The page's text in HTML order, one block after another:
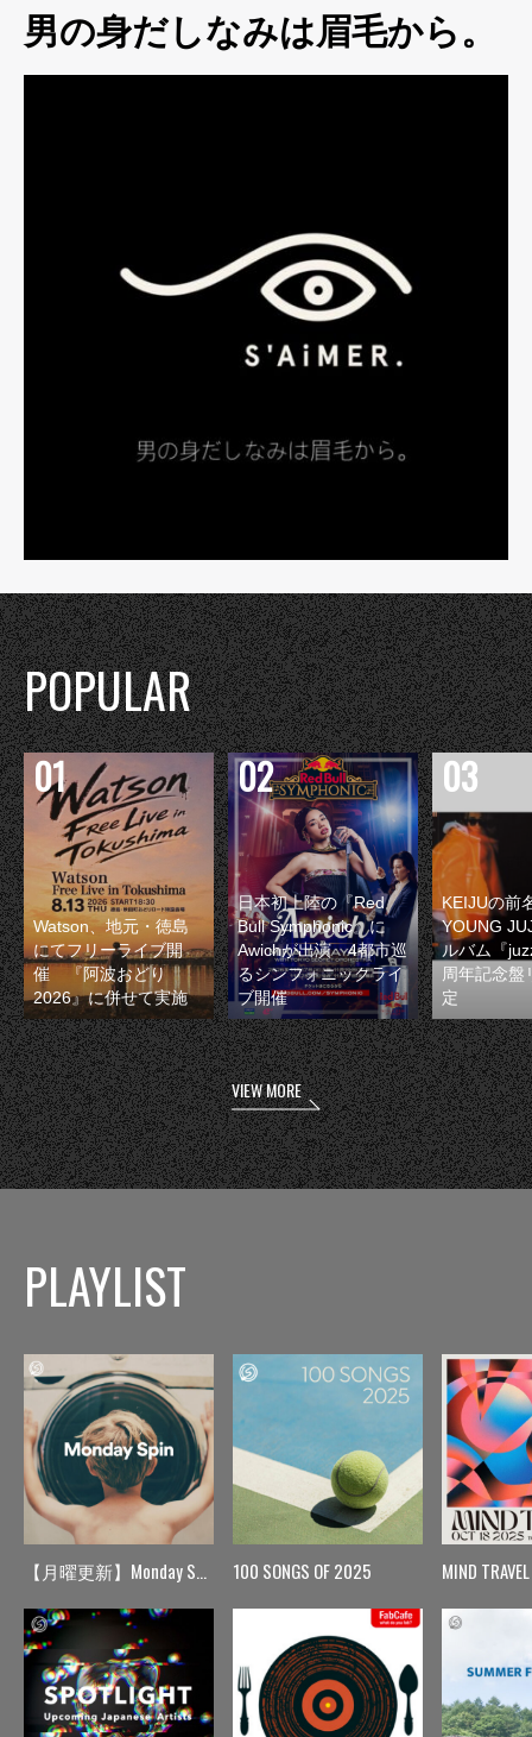
男の身だしなみは眉毛から。
POPULAR
Watson、地元・徳島
にてフリーライブ開
催 『阿波おどり
2026』に併せて実施
日本初上陸の『Red
Bull Symphonic』に
Awichが出演 4都市巡
るシンフォニックライ
ブ開催
KEIJUの前
YOUNG
ルバム『
周年記念盤
定
VIEW MORE
PLAYLIST
【月曜更新】Monday Spin 100 SONGS OF 2025 MIND TRAVEL